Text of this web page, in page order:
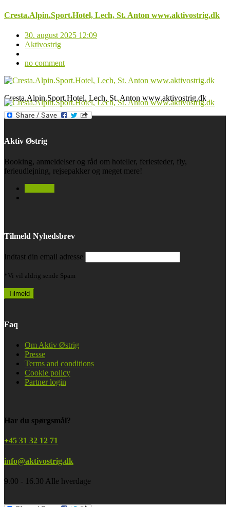
Cres­ta.Al­pin.Sport.Ho­tel, Lech, St. Anton www.aktivostrig.dk
30. august 2025 12:09
Aktivostrig
no comment
Cres­ta.Al­pin.Sport.Ho­tel, Lech, St. Anton www.aktivostrig.dk
Aktiv Østrig
Booking, anmeldelser og råd om hoteller, feriesteder, fly,
ferieudlejning, rejsepakker og meget mere!
Tilmeld Nyhedsbrev
Indtast din email adresse
*Vi vil aldrig sende Spam
Faq
Om Aktiv Østrig
Presse
Terms and conditions
Cookie policy
Partner login
Har du spørgsmål?
+45 31 32 12 71
info@aktivostrig.dk
9.00 - 16.30 Alle hverdage